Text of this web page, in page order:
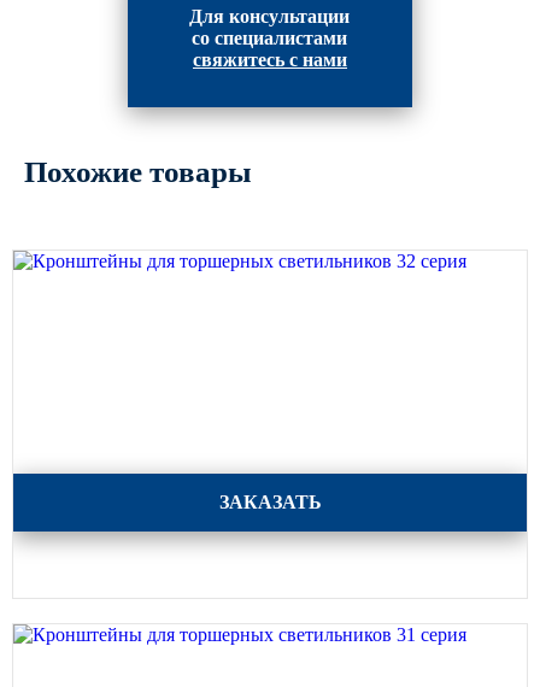
Уличные фонари 1 метр
Уличные фонари 4 метра
питающие посты
ЗАКЛАДНЫЕ ДЕТАЛИ
Для консультации
со специалистами
свяжитесь с нами
Похожие товары
ЗАКАЗАТЬ